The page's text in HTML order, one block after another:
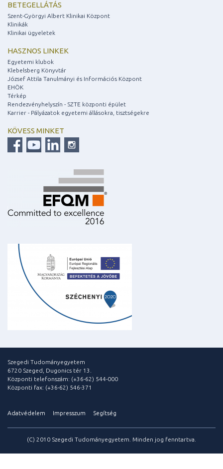
BETEGELLÁTÁS
Szent-Györgyi Albert Klinikai Központ
Klinikák
Klinikai ügyeletek
HASZNOS LINKEK
Egyetemi klubok
Klebelsberg Könyvtár
József Attila Tanulmányi és Információs Központ
EHÖK
Térkép
Rendezvényhelyszín - SZTE központi épület
Karrier - Pályázatok egyetemi állásokra, tisztségekre
KÖVESS MINKET
Szegedi Tudományegyetem
6720 Szeged, Dugonics tér 13.
Központi telefonszám: (+36-62) 544-000
Központi fax: (+36-62) 546-371
Adatvédelem Impresszum Segítség
(C) 2010 Szegedi Tudományegyetem. Minden jog fenntartva.